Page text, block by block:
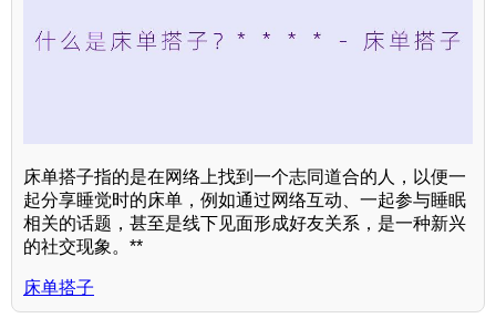
床单搭子指的是在网络上找到一个志同道合的人，以便一
起分享睡觉时的床单，例如通过网络互动、一起参与睡眠
相关的话题，甚至是线下见面形成好友关系，是一种新兴
的社交现象。**
床单搭子